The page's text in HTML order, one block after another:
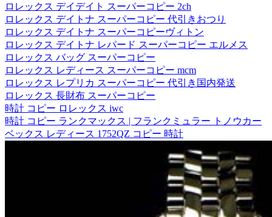
ロレックス デイデイト スーパーコピー 2ch
ロレックス デイトナ スーパーコピー 代引きおつり
ロレックス デイトナ スーパーコピーヴィトン
ロレックス デイトナ レパード スーパーコピー エルメス
ロレックス バッグ スーパーコピー
ロレックス レディース スーパーコピー mcm
ロレックス レプリカ スーパーコピー 代引き国内発送
ロレックス 長財布 スーパーコピー
時計 コピー ロレックス iwc
時計 コピー ランクマックス | フランクミュラー トノウカー
ベックス レディース 1752QZ コピー 時計